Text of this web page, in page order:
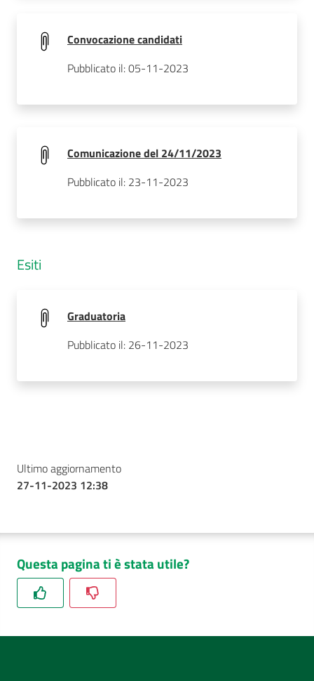
Convocazione candidati
Pubblicato il: 05-11-2023
Comunicazione del 24/11/2023
Pubblicato il: 23-11-2023
Esiti
Graduatoria
Pubblicato il: 26-11-2023
Ultimo aggiornamento
27-11-2023 12:38
Questa pagina ti è stata utile?